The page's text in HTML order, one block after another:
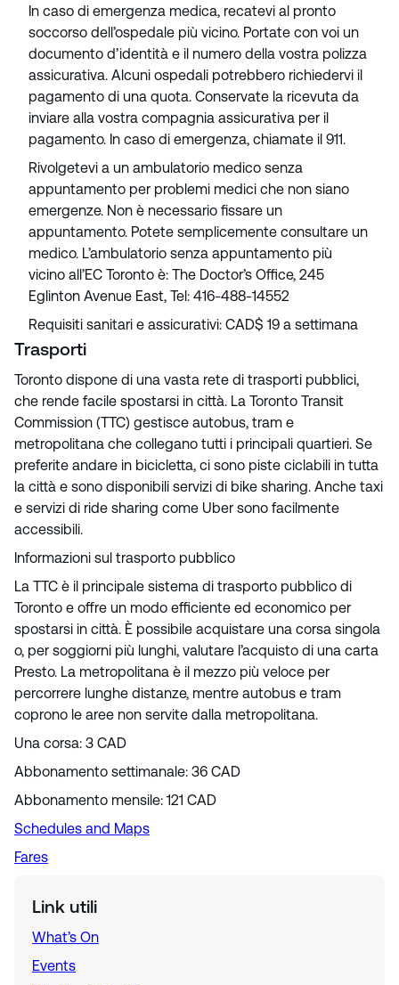
In caso di emergenza medica, recatevi al pronto
soccorso dell’ospedale più vicino. Portate con voi un
documento d’identità e il numero della vostra polizza
assicurativa. Alcuni ospedali potrebbero richiedervi il
pagamento di una quota. Conservate la ricevuta da
inviare alla vostra compagnia assicurativa per il
pagamento. In caso di emergenza, chiamate il 911.
Rivolgetevi a un ambulatorio medico senza
appuntamento per problemi medici che non siano
emergenze. Non è necessario fissare un
appuntamento. Potete semplicemente consultare un
medico. L’ambulatorio senza appuntamento più
vicino all’EC Toronto è: The Doctor’s Office, 245
Eglinton Avenue East, Tel: 416-488-14552
Requisiti sanitari e assicurativi: CAD$ 19 a settimana
Trasporti
Toronto dispone di una vasta rete di trasporti pubblici,
che rende facile spostarsi in città. La Toronto Transit
Commission (TTC) gestisce autobus, tram e
metropolitana che collegano tutti i principali quartieri. Se
preferite andare in bicicletta, ci sono piste ciclabili in tutta
la città e sono disponibili servizi di bike sharing. Anche taxi
e servizi di ride sharing come Uber sono facilmente
accessibili.
Informazioni sul trasporto pubblico
La TTC è il principale sistema di trasporto pubblico di
Toronto e offre un modo efficiente ed economico per
spostarsi in città. È possibile acquistare una corsa singola
o, per soggiorni più lunghi, valutare l’acquisto di una carta
Presto. La metropolitana è il mezzo più veloce per
percorrere lunghe distanze, mentre autobus e tram
coprono le aree non servite dalla metropolitana.
Una corsa: 3 CAD
Abbonamento settimanale: 36 CAD
Abbonamento mensile: 121 CAD
Schedules and Maps
Fares
Link utili
What’s On
Events